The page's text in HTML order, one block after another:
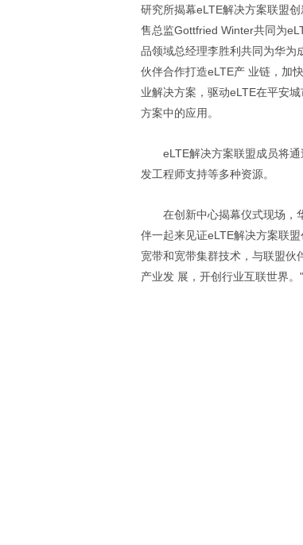
研究所揭幕eLTE解决方案联盟
售总监Gottfried Winter共同为
品领域总经理李胜利共同为华为
伙伴合作打造eLTE产 业链，加
业解决方案，驱动eLTE在平安
方案中的应用。
eLTE解决方案联盟成员将
发工程师支持等多种资源。
在创新中心揭幕仪式现场，
伴一起来见证eLTE解决方案联
宽带和宽带集群技术，与联盟伙
产业发 展，开创行业互联世界。"